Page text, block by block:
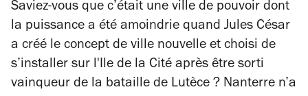
Saviez-vous que c’était une ville de pouvoir dont
la puissance a été amoindrie quand Jules César
a créé le concept de ville nouvelle et choisi de
s’installer sur l'Ile de la Cité après être sorti
vainqueur de la bataille de Lutèce ? Nanterre n’a